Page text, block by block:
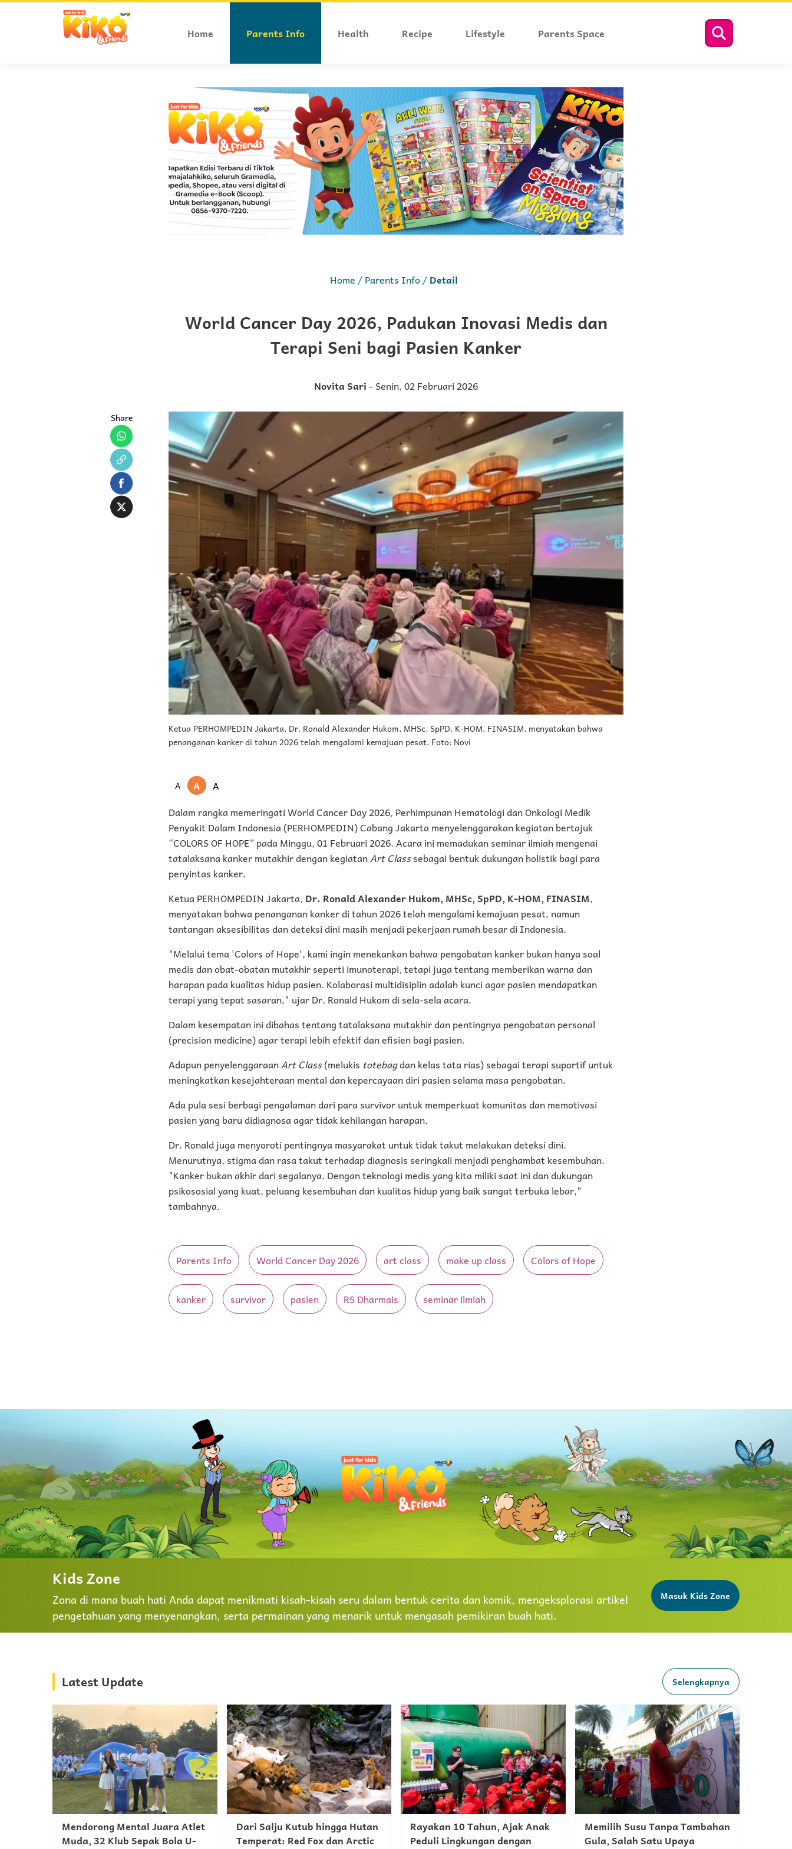
Home Parents Info Health Recipe Lifestyle Parents Space
Home Parents Info Detail
World Cancer Day 2026, Padukan Inovasi Medis dan
Terapi Seni bagi Pasien Kanker
Novita Sari- Senin, 02 Februari 2026
Share
Ketua PERHOMPEDIN Jakarta, Dr. Ronald Alexander Hukom, MHSc, SpPD, K-HOM, FINASIM, menyatakan bahwa
penanganan kanker di tahun 2026 telah mengalami kemajuan pesat. Foto: Novi
A A
A
Dalam rangka memeringati World Cancer Day 2026, Perhimpunan Hematologi dan Onkologi Medik
Penyakit Dalam Indonesia (PERHOMPEDIN) Cabang Jakarta menyelenggarakan kegiatan bertajuk
“COLORS OF HOPE” pada Minggu, 01 Februari 2026. Acara ini memadukan seminar ilmiah mengenai
tatalaksana kanker mutakhir dengan kegiatanArt Classsebagai bentuk dukungan holistik bagi para
penyintas kanker.
Ketua PERHOMPEDIN Jakarta, Dr. Ronald Alexander Hukom, MHSc, SpPD, K-HOM, FINASIM,
menyatakan bahwa penanganan kanker di tahun 2026 telah mengalami kemajuan pesat, namun
tantangan aksesibilitas dan deteksi dini masih menjadi pekerjaan rumah besar di Indonesia.
"Melalui tema 'Colors of Hope', kami ingin menekankan bahwa pengobatan kanker bukan hanya soal
medis dan obat-obatan mutakhir seperti imunoterapi, tetapi juga tentang memberikan warna dan
harapan pada kualitas hidup pasien. Kolaborasi multidisiplin adalah kunci agar pasien mendapatkan
terapi yang tepat sasaran," ujar Dr. Ronald Hukom di sela-sela acara.
Dalam kesempatan ini dibahas tentang tatalaksana mutakhir dan pentingnya pengobatan personal
(precision medicine) agar terapi lebih efektif dan efisien bagi pasien.
Adapun penyelenggaraanArt Class(melukis totebagdan kelas tata rias) sebagai terapi suportif untuk
meningkatkan kesejahteraan mental dan kepercayaan diri pasien selama masa pengobatan.
Ada pula sesi berbagi pengalaman dari para survivor untuk memperkuat komunitas dan memotivasi
pasien yang baru didiagnosa agar tidak kehilangan harapan.
Dr. Ronald juga menyoroti pentingnya masyarakat untuk tidak takut melakukan deteksi dini.
Menurutnya, stigma dan rasa takut terhadap diagnosis seringkali menjadi penghambat kesembuhan.
"Kanker bukan akhir dari segalanya. Dengan teknologi medis yang kita miliki saat ini dan dukungan
psikososial yang kuat, peluang kesembuhan dan kualitas hidup yang baik sangat terbuka lebar,"
tambahnya.
Parents Info World Cancer Day 2026 art class make up class Colors of Hope
kanker survivor pasien RS Dharmais seminar ilmiah
Kids Zone
Zona di mana buah hati Anda dapat menikmati kisah-kisah seru dalam bentuk cerita dan komik, mengeksplorasi artikel
pengetahuan yang menyenangkan, serta permainan yang menarik untuk mengasah pemikiran buah hati.
Masuk Kids Zone
Latest Update Selengkapnya
Mendorong Mental Juara Atlet
Muda, 32 Klub Sepak Bola U-
Dari Salju Kutub hingga Hutan
Temperat: Red Fox dan Arctic
Rayakan 10 Tahun, Ajak Anak
Peduli Lingkungan dengan
Memilih Susu Tanpa Tambahan
Gula, Salah Satu Upaya